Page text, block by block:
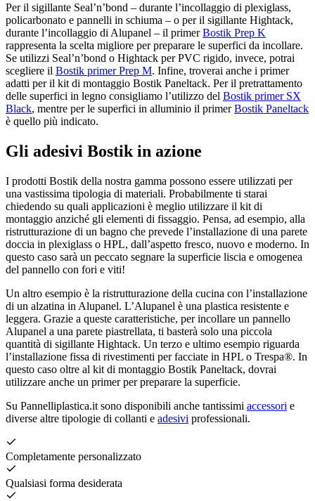
Per il sigillante Seal’n’bond – durante l’incollaggio di plexiglass,
policarbonato e pannelli in schiuma – o per il sigillante Hightack,
durante l’incollaggio di Alupanel – il primerBostik Prep K
rappresenta la scelta migliore per preparare le superfici da incollare.
Se utilizzi Seal’n’bond o Hightack per PVC rigido, invece, potrai
scegliere il Bostik primer Prep M. Infine, troverai anche i primer
adatti per il kit di montaggio Bostik Paneltack. Per il pretrattamento
delle superfici in legno consigliamo l’utilizzo del Bostik primer SX
Black, mentre per le superfici in alluminio il primerBostik Paneltack
è quello più indicato.
Gli adesivi Bostik in azione
I prodotti Bostik della nostra gamma possono essere utilizzati per
una vastissima tipologia di materiali. Probabilmente ti starai
chiedendo su quali applicazioni è meglio utilizzare il kit di
montaggio anziché gli elementi di fissaggio. Pensa, ad esempio, alla
ristrutturazione di un bagno che prevede l’installazione di una parete
doccia in plexiglass o HPL, dall’aspetto fresco, nuovo e moderno. In
questo caso sarà un peccato segnare la superficie liscia e omogenea
del pannello con fori e viti!
Un altro esempio è la ristrutturazione della cucina con l’installazione
di un alzatina in Alupanel. L’Alupanel è una plastica resistente e
leggera. Grazie a queste caratteristiche, per incollare un pannello
Alupanel a una parete piastrellata, ti basterà solo una piccola
quantità di sigillante Hightack. Un terzo e ultimo esempio riguarda
l’installazione fissa di rivestimenti per facciate in HPL o Trespa®. In
questo caso oltre al kit di montaggio Bostik Paneltack, dovrai
utilizzare anche un primer per preparare la superficie.
Su Pannelliplastica.it sono disponibili anche tantissimi accessori e
diverse altre tipologie di collanti e adesivi professionali.
Completamente personalizzato
Qualsiasi forma desiderata